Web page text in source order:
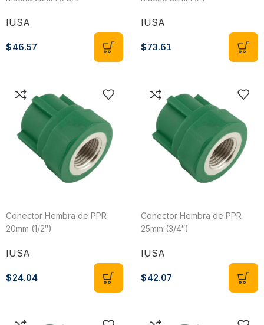
IUSA
$46.57
IUSA
$73.61
Conector Hembra de PPR
20mm (1/2″)
IUSA
$24.04
Conector Hembra de PPR
25mm (3/4″)
IUSA
$42.07